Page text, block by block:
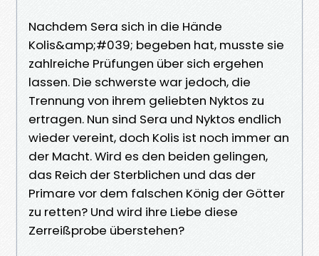
Nachdem Sera sich in die Hände
Kolis&amp;#039; begeben hat, musste sie
zahlreiche Prüfungen über sich ergehen
lassen. Die schwerste war jedoch, die
Trennung von ihrem geliebten Nyktos zu
ertragen. Nun sind Sera und Nyktos endlich
wieder vereint, doch Kolis ist noch immer an
der Macht. Wird es den beiden gelingen,
das Reich der Sterblichen und das der
Primare vor dem falschen König der Götter
zu retten? Und wird ihre Liebe diese
Zerreißprobe überstehen?